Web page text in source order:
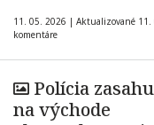
11. 05. 2026 | Aktualizované 11.
komentáre
Polícia
na východe